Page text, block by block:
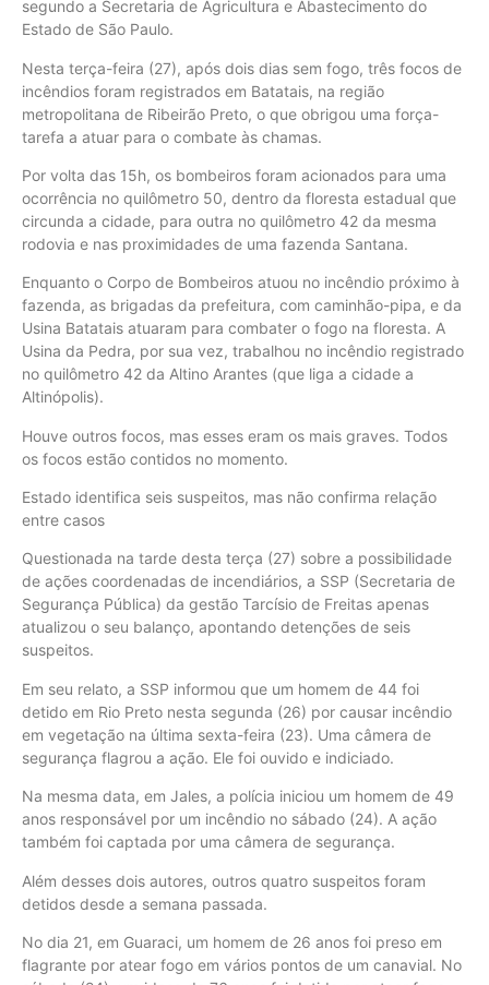
segundo a Secretaria de Agricultura e Abastecimento do
Estado de São Paulo.
Nesta terça-feira (27), após dois dias sem fogo, três focos de
incêndios foram registrados em Batatais, na região
metropolitana de Ribeirão Preto, o que obrigou uma força-
tarefa a atuar para o combate às chamas.
Por volta das 15h, os bombeiros foram acionados para uma
ocorrência no quilômetro 50, dentro da floresta estadual que
circunda a cidade, para outra no quilômetro 42 da mesma
rodovia e nas proximidades de uma fazenda Santana.
Enquanto o Corpo de Bombeiros atuou no incêndio próximo à
fazenda, as brigadas da prefeitura, com caminhão-pipa, e da
Usina Batatais atuaram para combater o fogo na floresta. A
Usina da Pedra, por sua vez, trabalhou no incêndio registrado
no quilômetro 42 da Altino Arantes (que liga a cidade a
Altinópolis).
Houve outros focos, mas esses eram os mais graves. Todos
os focos estão contidos no momento.
Estado identifica seis suspeitos, mas não confirma relação
entre casos
Questionada na tarde desta terça (27) sobre a possibilidade
de ações coordenadas de incendiários, a SSP (Secretaria de
Segurança Pública) da gestão Tarcísio de Freitas apenas
atualizou o seu balanço, apontando detenções de seis
suspeitos.
Em seu relato, a SSP informou que um homem de 44 foi
detido em Rio Preto nesta segunda (26) por causar incêndio
em vegetação na última sexta-feira (23). Uma câmera de
segurança flagrou a ação. Ele foi ouvido e indiciado.
Na mesma data, em Jales, a polícia iniciou um homem de 49
anos responsável por um incêndio no sábado (24). A ação
também foi captada por uma câmera de segurança.
Além desses dois autores, outros quatro suspeitos foram
detidos desde a semana passada.
No dia 21, em Guaraci, um homem de 26 anos foi preso em
flagrante por atear fogo em vários pontos de um canavial. No